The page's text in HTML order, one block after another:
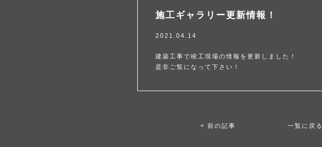
施工ギャラリー更新情報！
2021.04.14
建築工事で竣工現場の情報を更新しました！
是非ご覧になって下さい！
< 前の記事 一覧に戻る